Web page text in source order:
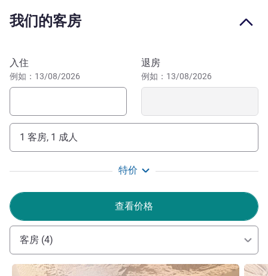
三星级的里昂佩拉什酒店位于里昂的 Presqu'île，紧邻
Brasserie Georges，距离索恩河和罗纳河巡游码头仅 274
车站仅 45 米（50 码）。 从位于里昂第二区的酒店步行片
刻即可到达康弗伦斯区、半岛区和里昂老城区，千万不要错
过美丽的金头公园。
位置优越的酒店入住！
想体验月球旅行？您可以入住我们全新的 Agora 客房。
准备就绪！热情友好的团队是您此次太空之旅的工作人员。
Ms PELTZER Monique 酒店管理
我们的客房
预订此酒店
入住
例如：13/08/2026
退房
例如：13/08/2026
1 客房, 1 成人
特价
查看价格
客房 (4)
请参阅详情 请参